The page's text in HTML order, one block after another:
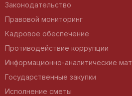
Законодательство
Правовой мониторинг
Кадровое обеспечение
Противодействие коррупции
Информационно-аналитические
Государственные закупки
Исполнение сметы